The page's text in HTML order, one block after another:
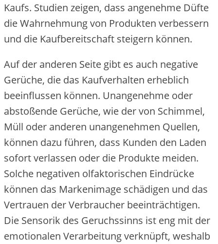
Kaufs. Studien zeigen, dass angenehme Düfte
die Wahrnehmung von Produkten verbessern
und die Kaufbereitschaft steigern können.
Auf der anderen Seite gibt es auch negative
Gerüche, die das Kaufverhalten erheblich
beeinflussen können. Unangenehme oder
abstoßende Gerüche, wie der von Schimmel,
Müll oder anderen unangenehmen Quellen,
können dazu führen, dass Kunden den Laden
sofort verlassen oder die Produkte meiden.
Solche negativen olfaktorischen Eindrücke
können das Markenimage schädigen und das
Vertrauen der Verbraucher beeinträchtigen.
Die Sensorik des Geruchssinns ist eng mit der
emotionalen Verarbeitung verknüpft, weshalb